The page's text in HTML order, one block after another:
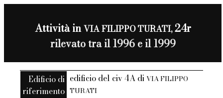
Attività inVIA FILIPPO TURATI,24r
rilevato tra il 1996 e il 1999
Edificio di
riferimento
edificio del civ 4A diVIA FILIPPO
TURATI